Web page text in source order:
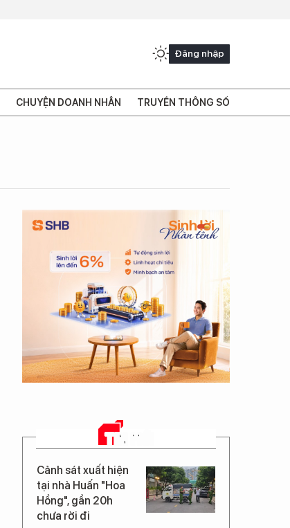
Đăng nhập
CHUYỆN DOANH NHÂN TRUYỀN THÔNG SỐ
TIN MỚI
Cảnh sát xuất hiện
tại nhà Huấn "Hoa
Hồng", gần 20h
chưa rời đi